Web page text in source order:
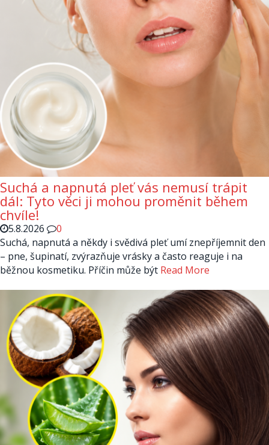
Suchá a napnutá pleť vás nemusí trápit
dál: Tyto věci ji mohou proměnit během
chvíle!
5.8.2026
0
Suchá, napnutá a někdy i svědivá pleť umí znepříjemnit den
– pne, šupinatí, zvýrazňuje vrásky a často reaguje i na
běžnou kosmetiku. Příčin může být Read More